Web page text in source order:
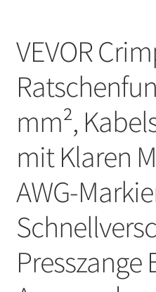
VEVOR
mm²,
mit Klaren
AWG-
Presszange